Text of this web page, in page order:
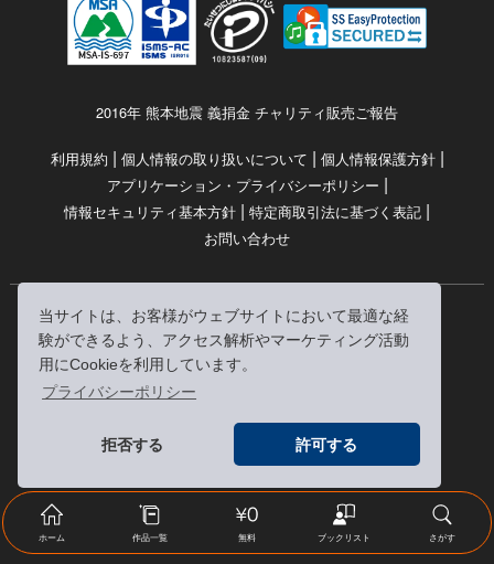
当サイトは、お客様がウェブサイトにおいて最適な経
験ができるよう、アクセス解析やマーケティング活動
用にCookieを利用しています。
プライバシーポリシー
拒否する 許可する
2016年 熊本地震 義捐金 チャリティ販売ご報告
利用規約 | 個人情報の取り扱いについて | 個人情報保護方針|
アプリケーション・プライバシーポリシー |
情報セキュリティ基本方針 | 特定商取引法に基づく表記 |
お問い合わせ
© RRJ Inc.
（kikubon/キクボン/きく本/きくほん/キクホン）は
株式会社RRJの登録商標です。
ホーム 作品一覧 無料 ブックリスト さがす